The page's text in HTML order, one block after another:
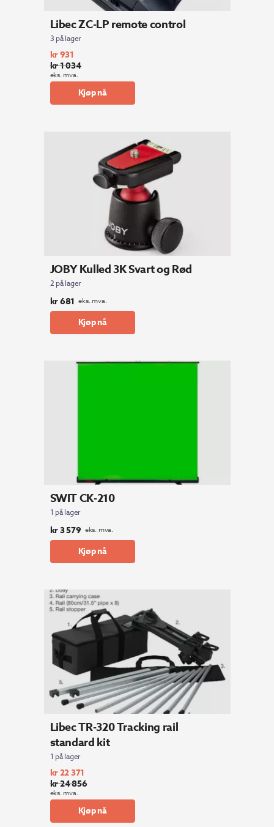
Libec ZC-LP remote control
3 på lager
kr1 034
Opprinnelig
pris
kr931
Nåværende
pris
eks. mva.
Kjøp nå
JOBY Kulled 3K Svart og Rød
2 på lager
kr681 eks. mva.
Kjøp nå
SWIT CK-210
1 på lager
kr3 579 eks. mva.
Kjøp nå
Libec TR-320 Tracking rail
standard kit
1 på lager
kr24 856
Opprinnelig
pris
kr22 371
Nåværende
pris
eks. mva.
Kjøp nå